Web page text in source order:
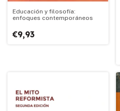
Educación y filosofía:
enfoques contemporáneos
€9,93